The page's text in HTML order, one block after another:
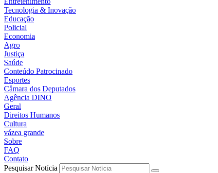
Tecnologia & Inovação
Educação
Policial
Economia
Agro
Justiça
Saúde
Conteúdo Patrocinado
Esportes
Câmara dos Deputados
Agência DINO
Geral
Direitos Humanos
Cultura
vázea grande
Sobre
FAQ
Contato
Pesquisar Notícia